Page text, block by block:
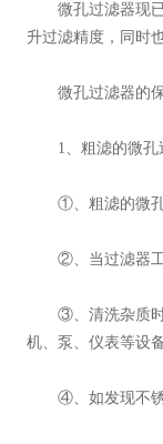
微孔过滤器现已
升过滤精度，同时
微孔过滤器的保
1、粗滤的微孔
①、粗滤的微孔过
②、当过滤器工作
③、清洗杂质时，
机、泵、仪表等设
④、如发现不锈